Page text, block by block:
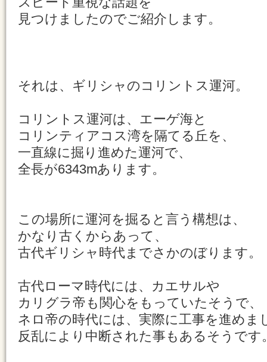
見つけましたのでご紹介します。
それは、ギリシャのコリントス運河。
コリントス運河は、エーゲ海と
コリンティアコス湾を隔てる丘を、
一直線に掘り進めた運河で、
全長が6343mあります。
この場所に運河を掘ると言う構想は、
かなり古くからあって、
古代ギリシャ時代までさかのぼります。
古代ローマ時代には、カエサルや
カリグラ帝も関心をもっていたそうで、
ネロ帝の時代には、実際に工事を進めま
反乱により中断された事もあるそうです